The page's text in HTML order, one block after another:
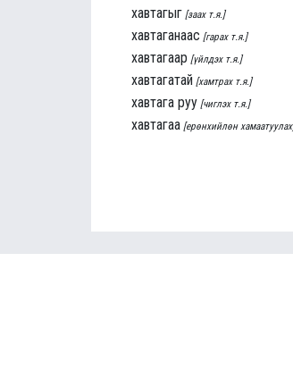
хавтагыг [заах т.я.]
хавтаганаас [гарах т.я.]
хавтагаар [үйлдэх т.я.]
хавтагатай [хамтрах т.я.]
хавтага руу [чиглэх т.я.]
хавтагаа [ерөнхийлөн